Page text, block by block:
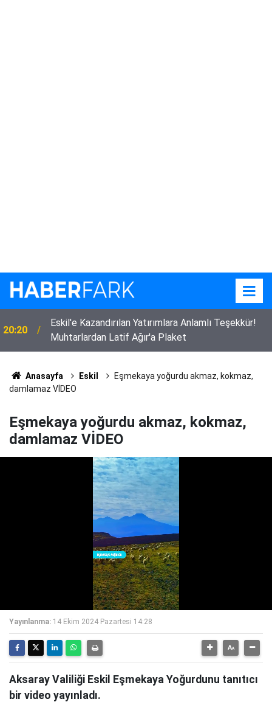
20:20
Eskil'e Kazandırılan Yatırımlara Anlamlı Teşekkür!
Muhtarlardan Latif Ağır'a Plaket
Anasayfa Eskil
Eşmekaya yoğurdu akmaz, kokmaz,
damlamaz VİDEO
Eşmekaya yoğurdu akmaz, kokmaz,
damlamaz VİDEO
Yayınlanma: 14 Ekim 2024 Pazartesi 14:28
Aksaray Valiliği Eskil Eşmekaya Yoğurdunu tanıtıcı
bir video yayınladı.